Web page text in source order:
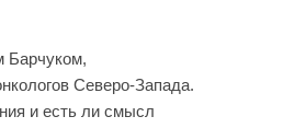
Барчуком,
Северо-Запада.
и есть ли смысл